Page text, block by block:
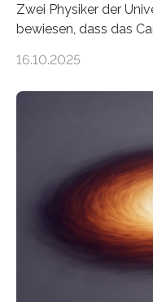
Zwei Physiker der
bewiesen, dass das
Größenordnung von
Quantenmotoren
Wissenschaftsjournal
die Herleitung. (DOI:
Energie in
ausgedrückt, Wärme
16.10.2025